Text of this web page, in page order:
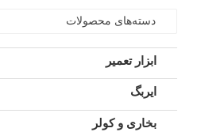
دسته‌های محصولات
ابزار تعمیر
ایربگ
بخاری و کولر